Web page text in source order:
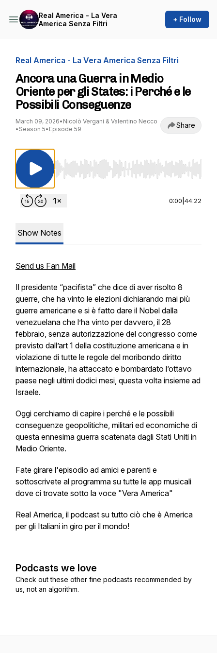
Real America - La Vera
America Senza Filtri
+ Follow
Real America - La Vera America Senza Filtri
Ancora una Guerra in Medio
Oriente per gli States: i Perché e le
Possibili Conseguenze
March 09, 2026• Nicolò Vergani & Valentino Necco
• Season 5• Episode 59 Share
Use Left/Right to seek, Home/End to jump
0:00 44:22
Show Notes
Send us Fan Mail
Il presidente “pacifista” che dice di aver risolto 8
guerre, che ha vinto le elezioni dichiarando mai più
guerre americane e si è fatto dare il Nobel dalla
venezuelana che l’ha vinto per davvero, il 28
febbraio, senza autorizzazione del congresso come
previsto dall’art 1 della costituzione americana e in
violazione di tutte le regole del moribondo diritto
internazionale, ha attaccato e bombardato l’ottavo
paese negli ultimi dodici mesi, questa volta insieme ad
Israele.
Oggi cerchiamo di capire i perché e le possibili
conseguenze geopolitiche, militari ed economiche di
questa ennesima guerra scatenata dagli Stati Uniti in
Medio Oriente.
Fate girare l'episodio ad amici e parenti e
sottoscrivete al programma su tutte le app musicali
dove ci trovate sotto la voce "Vera America"
Real America, il podcast su tutto ciò che è America
per gli Italiani in giro per il mondo!
Podcasts we love
Check out these other fine podcasts recommended by
us, not an algorithm.